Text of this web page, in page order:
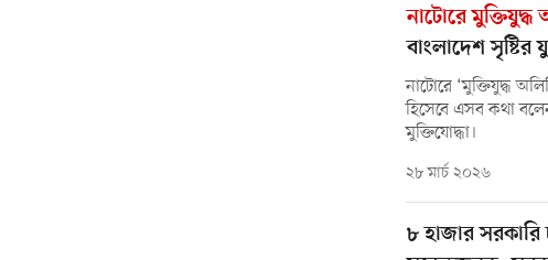
নাটোরে মুক্তিযুদ্ধ
বাংলাদেশ সৃষ্টির
নাটোরে ‘মুক্তিযুদ্ধ
হিসেবে এসব কথা
মুক্তিযোদ্ধা।
২৮ মার্চ ২০২৬
৮ হাজার সরকারি